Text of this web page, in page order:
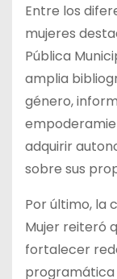
Entre los
mujeres
Pública
amplia
género,
adquirir
sobre sus
Por último, la
Mujer reiteró
fortalecer
programática